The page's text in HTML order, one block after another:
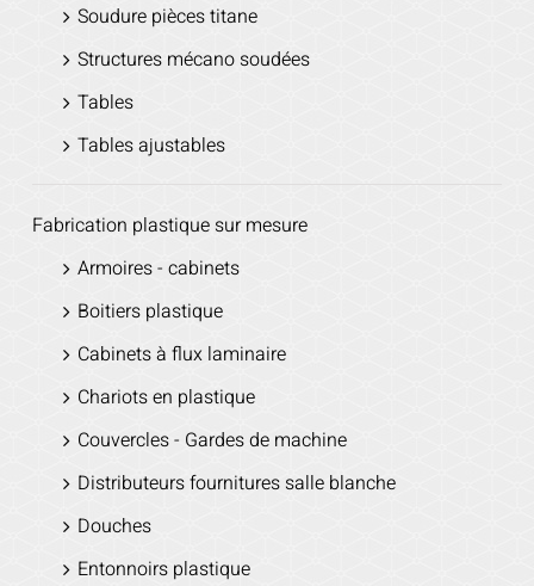
Soudure pièces titane
Structures mécano soudées
Tables
Tables ajustables
Fabrication plastique sur mesure
Armoires - cabinets
Boitiers plastique
Cabinets à flux laminaire
Chariots en plastique
Couvercles - Gardes de machine
Distributeurs fournitures salle blanche
Douches
Entonnoirs plastique